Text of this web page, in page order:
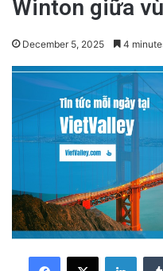
Winton giữa
December 5, 2025 4